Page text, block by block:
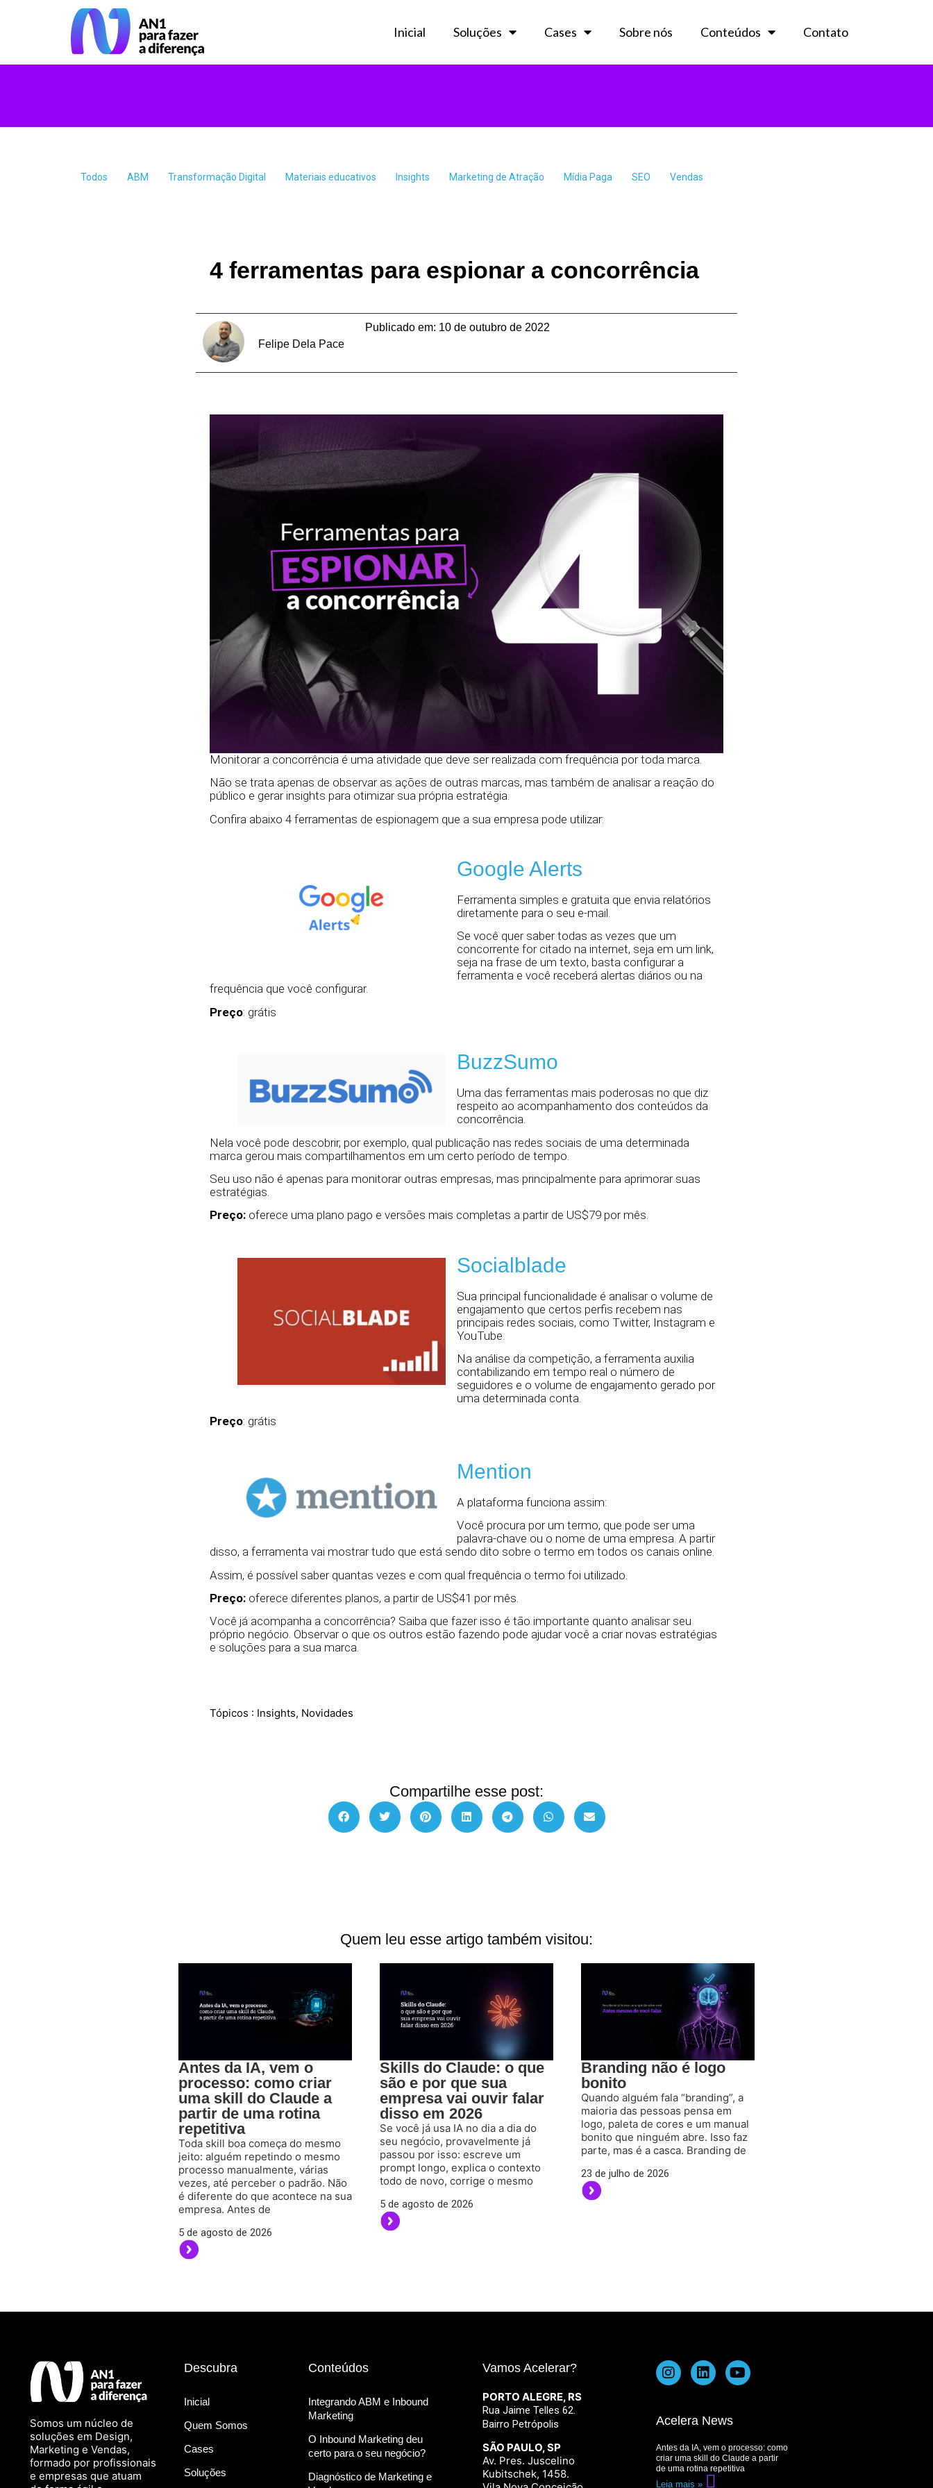
Inicial Soluções Cases Sobre nós Conteúdos Contato
Todos ABM Transformação Digital Materiais educativos Insights Marketing de Atração Mídia Paga SEO Vendas
4 ferramentas para espionar a concorrência
Felipe Dela Pace
Publicado em: 10 de outubro de 2022
Monitorar a concorrência é uma atividade que deve ser realizada com frequência por toda marca.
Não se trata apenas de observar as ações de outras marcas, mas também de analisar a reação do
público e gerar insights para otimizar sua própria estratégia.
Confira abaixo 4 ferramentas de espionagem que a sua empresa pode utilizar:
Google Alerts
Ferramenta simples e gratuita que envia relatórios
diretamente para o seu e-mail.
Se você quer saber todas as vezes que um
concorrente for citado na internet, seja em um link,
seja na frase de um texto, basta configurar a
ferramenta e você receberá alertas diários ou na
frequência que você configurar.
Preço: grátis
BuzzSumo
Uma das ferramentas mais poderosas no que diz
respeito ao acompanhamento dos conteúdos da
concorrência.
Nela você pode descobrir, por exemplo, qual publicação nas redes sociais de uma determinada
marca gerou mais compartilhamentos em um certo período de tempo.
Seu uso não é apenas para monitorar outras empresas, mas principalmente para aprimorar suas
estratégias.
Preço: oferece uma plano pago e versões mais completas a partir de US$79 por mês.
Socialblade
Sua principal funcionalidade é analisar o volume de
engajamento que certos perfis recebem nas
principais redes sociais, como Twitter, Instagram e
YouTube.
Na análise da competição, a ferramenta auxilia
contabilizando em tempo real o número de
seguidores e o volume de engajamento gerado por
uma determinada conta.
Preço: grátis
Mention
A plataforma funciona assim:
Você procura por um termo, que pode ser uma
palavra-chave ou o nome de uma empresa. A partir
disso, a ferramenta vai mostrar tudo que está sendo dito sobre o termo em todos os canais online.
Assim, é possível saber quantas vezes e com qual frequência o termo foi utilizado.
Preço: oferece diferentes planos, a partir de US$41 por mês.
Você já acompanha a concorrência? Saiba que fazer isso é tão importante quanto analisar seu
próprio negócio. Observar o que os outros estão fazendo pode ajudar você a criar novas estratégias
e soluções para a sua marca.
Tópicos : Insights, Novidades
Compartilhe esse post:
Quem leu esse artigo também visitou:
Antes da IA, vem o
processo: como criar
uma skill do Claude a
partir de uma rotina
repetitiva
Toda skill boa começa do mesmo
jeito: alguém repetindo o mesmo
processo manualmente, várias
vezes, até perceber o padrão. Não
é diferente do que acontece na sua
empresa. Antes de
5 de agosto de 2026
Skills do Claude: o que
são e por que sua
empresa vai ouvir falar
disso em 2026
Se você já usa IA no dia a dia do
seu negócio, provavelmente já
passou por isso: escreve um
prompt longo, explica o contexto
todo de novo, corrige o mesmo
5 de agosto de 2026
Branding não é logo
bonito
Quando alguém fala “branding”, a
maioria das pessoas pensa em
logo, paleta de cores e um manual
bonito que ninguém abre. Isso faz
parte, mas é a casca. Branding de
23 de julho de 2026
Somos um núcleo de
soluções em Design,
Marketing e Vendas,
formado por profissionais
e empresas que atuam
Descubra
Inicial
Quem Somos
Cases
Soluções
Conteúdos
Integrando ABM e Inbound
Marketing
O Inbound Marketing deu
certo para o seu negócio?
Diagnóstico de Marketing e
Vamos Acelerar?
PORTO ALEGRE, RS
Rua Jaime Telles 62.
Bairro Petrópolis
SÃO PAULO, SP
Av. Pres. Juscelino
Kubitschek, 1458.
Acelera News
Antes da IA, vem o processo: como
criar uma skill do Claude a partir
de uma rotina repetitiva
Leia mais »